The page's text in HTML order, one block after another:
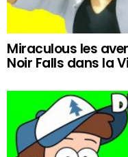
Miraculous les
Noir Falls dans la